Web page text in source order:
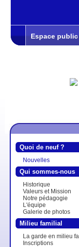
Espace public
Quoi de neuf ?
Nouvelles
Qui sommes-nous
Historique
Valeurs et Mission
Notre pédagogie
L'équipe
Galerie de photos
Milieu familial
La garde en milieu
Inscriptions